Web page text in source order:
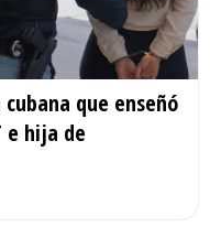
que enseñó
e hija de